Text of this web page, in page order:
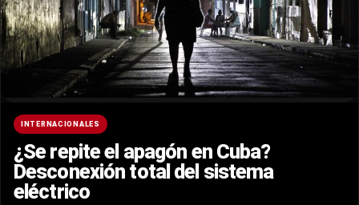
INTERNACIONALES
¿Se repite el apagón en Cuba?
Desconexión total del sistema
eléctrico